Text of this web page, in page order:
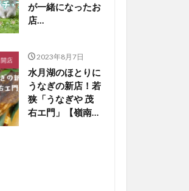
が一緒になったお
店
紹介【嶺南ペッ
ト】
開店 2023年8月7日
水月湖のほとりに
うなぎの新店！若
狭「うなぎや 茂
右エ門」【嶺南開